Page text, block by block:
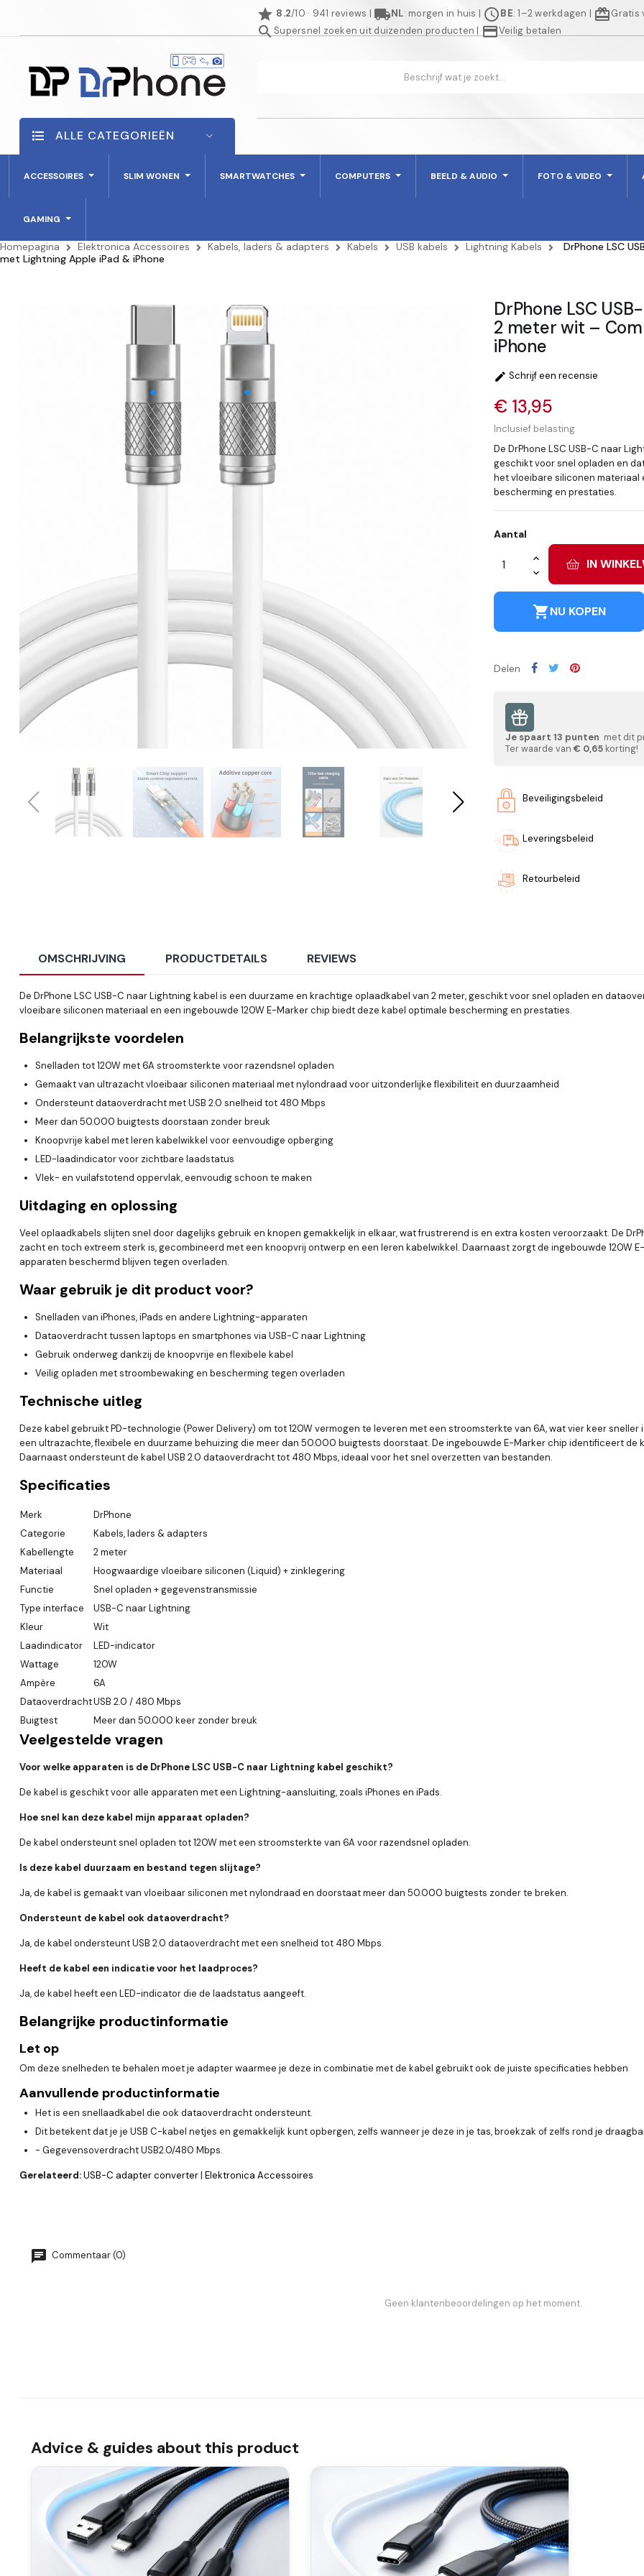
star 8.2/10 · 941 reviews | local_shippingNL: morgen in huis | scheduleBE: 1–2 werkdagen | redeemGratis
searchSupersnel zoeken uit duizenden producten | credit_cardVeilig betalen
ALLE CATEGORIEËN
ACCESSOIRES SLIM WONEN SMARTWATCHES COMPUTERS BEELD & AUDIO FOTO & VIDEO
GAMING
Homepagina Elektronica Accessoires Kabels, laders & adapters Kabels USB kabels Lightning Kabels
DrPhone LSC
met Lightning Apple iPad & iPhone
DrPhone LSC
2 meter wit –
iPhone
 Schrijf een recensie
€ 13,95
Inclusief belasting
De DrPhone LSC USB-C naar
geschikt voor snel opladen en
het vloeibare siliconen materiaal
bescherming en prestaties.
Aantal
IN
shopping_cartNU KOPEN
Delen
Je spaart 13 punten met dit
Ter waarde van € 0,65 korting!
Beveiligingsbeleid
Leveringsbeleid
Retourbeleid
OMSCHRIJVING PRODUCTDETAILS REVIEWS
De DrPhone LSC USB-C naar Lightning kabel is een duurzame en krachtige oplaadkabel van 2 meter, geschikt voor snel opladen en
vloeibare siliconen materiaal en een ingebouwde 120W E-Marker chip biedt deze kabel optimale bescherming en prestaties.
Belangrijkste voordelen
Snelladen tot 120W met 6A stroomsterkte voor razendsnel opladen
Gemaakt van ultrazacht vloeibaar siliconen materiaal met nylondraad voor uitzonderlijke flexibiliteit en duurzaamheid
Ondersteunt dataoverdracht met USB 2.0 snelheid tot 480 Mbps
Meer dan 50.000 buigtests doorstaan zonder breuk
Knoopvrije kabel met leren kabelwikkel voor eenvoudige opberging
LED-laadindicator voor zichtbare laadstatus
Vlek- en vuilafstotend oppervlak, eenvoudig schoon te maken
Uitdaging en oplossing
Veel oplaadkabels slijten snel door dagelijks gebruik en knopen gemakkelijk in elkaar, wat frustrerend is en extra kosten veroorzaakt. De
zacht en toch extreem sterk is, gecombineerd met een knoopvrij ontwerp en een leren kabelwikkel. Daarnaast zorgt de ingebouwde 120W
apparaten beschermd blijven tegen overladen.
Waar gebruik je dit product voor?
Snelladen van iPhones, iPads en andere Lightning-apparaten
Dataoverdracht tussen laptops en smartphones via USB-C naar Lightning
Gebruik onderweg dankzij de knoopvrije en flexibele kabel
Veilig opladen met stroombewaking en bescherming tegen overladen
Technische uitleg
Deze kabel gebruikt PD-technologie (Power Delivery) om tot 120W vermogen te leveren met een stroomsterkte van 6A, wat vier keer
een ultrazachte, flexibele en duurzame behuizing die meer dan 50.000 buigtests doorstaat. De ingebouwde E-Marker chip identificeert de
Daarnaast ondersteunt de kabel USB 2.0 dataoverdracht tot 480 Mbps, ideaal voor het snel overzetten van bestanden.
Specificaties
Merk
DrPhone
Categorie
Kabels, laders & adapters
Kabellengte
2 meter
Materiaal
Hoogwaardige vloeibare siliconen (Liquid) + zinklegering
Functie
Snel opladen + gegevenstransmissie
Type interface
USB-C naar Lightning
Kleur
Wit
Laadindicator
LED-indicator
Wattage
120W
Ampère
6A
DataoverdrachtUSB 2.0 / 480 Mbps
Buigtest
Meer dan 50.000 keer zonder breuk
Veelgestelde vragen
Voor welke apparaten is de DrPhone LSC USB-C naar Lightning kabel geschikt?
De kabel is geschikt voor alle apparaten met een Lightning-aansluiting, zoals iPhones en iPads.
Hoe snel kan deze kabel mijn apparaat opladen?
De kabel ondersteunt snel opladen tot 120W met een stroomsterkte van 6A voor razendsnel opladen.
Is deze kabel duurzaam en bestand tegen slijtage?
Ja, de kabel is gemaakt van vloeibaar siliconen met nylondraad en doorstaat meer dan 50.000 buigtests zonder te breken.
Ondersteunt de kabel ook dataoverdracht?
Ja, de kabel ondersteunt USB 2.0 dataoverdracht met een snelheid tot 480 Mbps.
Heeft de kabel een indicatie voor het laadproces?
Ja, de kabel heeft een LED-indicator die de laadstatus aangeeft.
Belangrijke productinformatie
Let op
Om deze snelheden te behalen moet je adapter waarmee je deze in combinatie met de kabel gebruikt ook de juiste specificaties hebben
Aanvullende productinformatie
Het is een snellaadkabel die ook dataoverdracht ondersteunt.
Dit betekent dat je je USB C-kabel netjes en gemakkelijk kunt opbergen, zelfs wanneer je deze in je tas, broekzak of zelfs rond je
- Gegevensoverdracht USB2.0/480 Mbps.
Gerelateerd:USB-C adapter converter| Elektronica Accessoires
Commentaar (0)
Geen klantenbeoordelingen op het moment.
Advice & guides about this product